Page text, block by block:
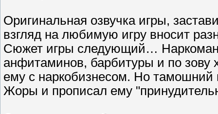
Оригинальная озвучка игры,
взгляд на любимую игру вносит
Сюжет игры следующий…
анфитаминов, барбитуры и по зову
ему с наркобизнесом. Но тамошний
Жоры и прописал ему